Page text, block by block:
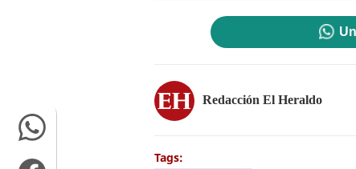
Redacción El Heraldo
Tags: